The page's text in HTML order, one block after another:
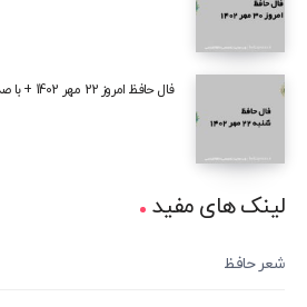
فال حافظ امروز 22 مهر 1402 + با صدای دلنشین فریدون فرح‌اندوز
لینک های مفید
شعر حافظ